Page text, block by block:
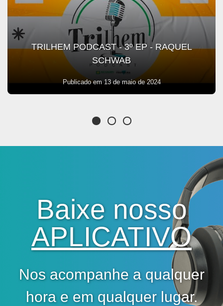
TRILHEM PODCAST - 3º EP - RAQUEL
SCHWAB
Publicado em 13 de maio de 2024
Baixe nosso
APLICATIVO
Nos acompanhe a qualquer
hora e em qualquer lugar.